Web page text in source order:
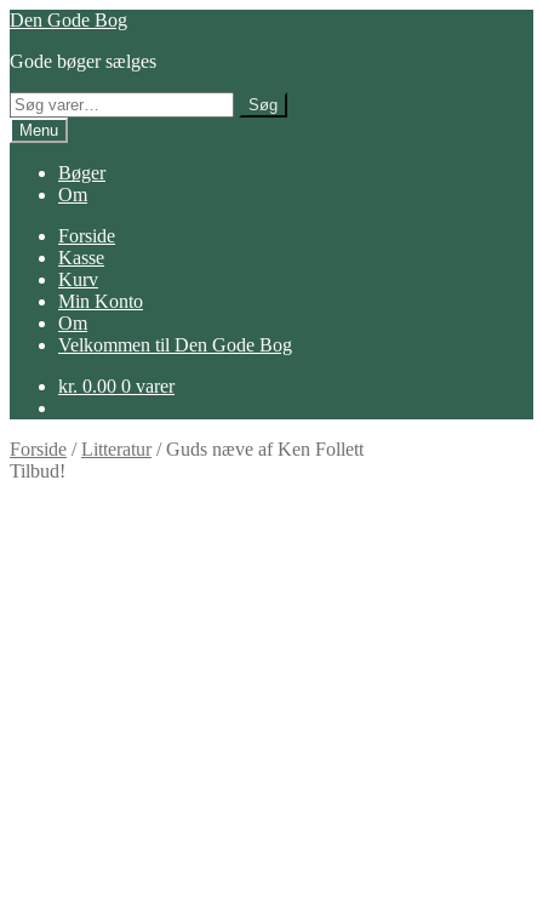
Spring
navigation
Spring
indhold
Den Gode Bog
Gode bøger sælges
Søg
efter:
Søg
Menu
Bøger
Om
Forside
Kasse
Kurv
Min Konto
Om
Velkommen til Den Gode Bog
kr. 0.00 0 varer
Forside /Litteratur/Guds næve af Ken Follett
Tilbud!